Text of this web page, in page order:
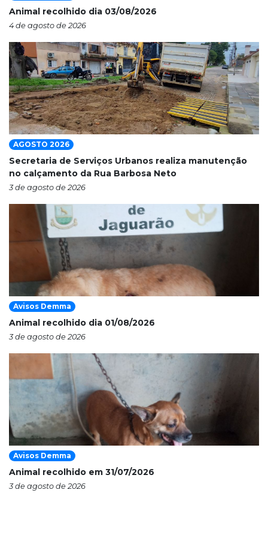
Animal recolhido dia 03/08/2026
4 de agosto de 2026
AGOSTO 2026
Secretaria de Serviços Urbanos realiza manutenção
no calçamento da Rua Barbosa Neto
3 de agosto de 2026
Avisos Demma
Animal recolhido dia 01/08/2026
3 de agosto de 2026
Avisos Demma
Animal recolhido em 31/07/2026
3 de agosto de 2026